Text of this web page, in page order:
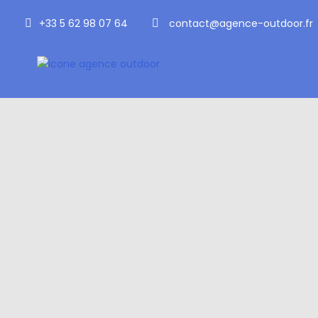
+33 5 62 98 07 64 contact@agence-outdoor.fr